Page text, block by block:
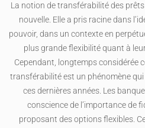
La notion de transférabilité des
nouvelle. Elle a pris racine dans
pouvoir, dans un contexte en
plus grande flexibilité quant à
Cependant, longtemps considérée
transférabilité est un phénomène qui
ces dernières années. Les
conscience de l’importance de
proposant des options flexibles.